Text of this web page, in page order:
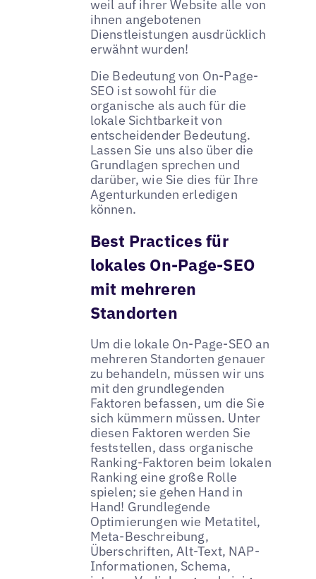
weil auf ihrer Website alle von
ihnen angebotenen
Dienstleistungen ausdrücklich
erwähnt wurden!
Die Bedeutung von On-Page-
SEO ist sowohl für die
organische als auch für die
lokale Sichtbarkeit von
entscheidender Bedeutung.
Lassen Sie uns also über die
Grundlagen sprechen und
darüber, wie Sie dies für Ihre
Agenturkunden erledigen
können.
Best Practices für
lokales On-Page-SEO
mit mehreren
Standorten
Um die lokale On-Page-SEO an
mehreren Standorten genauer
zu behandeln, müssen wir uns
mit den grundlegenden
Faktoren befassen, um die Sie
sich kümmern müssen. Unter
diesen Faktoren werden Sie
feststellen, dass organische
Ranking-Faktoren beim lokalen
Ranking eine große Rolle
spielen; sie gehen Hand in
Hand! Grundlegende
Optimierungen wie Metatitel,
Meta-Beschreibung,
Überschriften, Alt-Text, NAP-
Informationen, Schema,